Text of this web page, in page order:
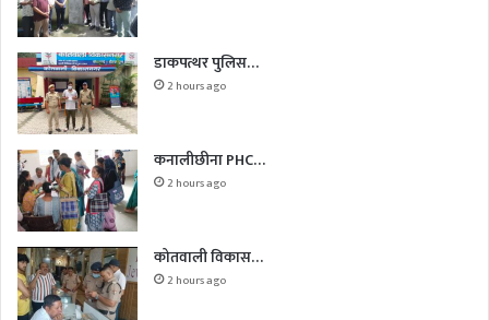
डाकपत्थर पुलिस…
2 hours ago
कनालीछीना PHC…
2 hours ago
कोतवाली विकास…
2 hours ago